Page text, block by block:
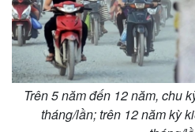
Trên 5 năm đến 12 năm, chu
tháng/lần; trên 12 năm kỳ